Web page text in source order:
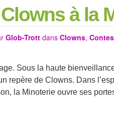
à la
Glob-Trott dans Clowns,
Sous la haute
repère de Clowns. Dans
la Minoterie ouvre ses